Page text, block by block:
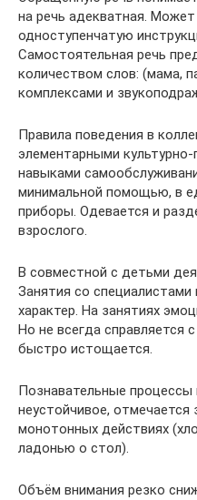
на речь адекватная.
одноступенчатую
Самостоятельная речь
количеством слов: (мама,
комплексами и
Правила поведения в
элементарными
навыками
минимальной помощью, в
приборы. Одевается и
взрослого.
В совместной с детьми
Занятия со
характер. На занятиях
Но не всегда справляется
быстро истощается.
Познавательные процессы
неустойчивое, отмечается
монотонных действиях
ладонью о стол).
Объём внимания резко